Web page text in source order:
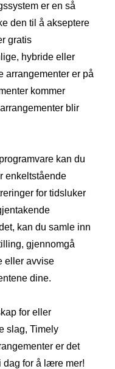
er en så
den til å akseptere
gratis
hybride eller
arrangementer er på
kommer
blir
kan du
enkeltstående
for tidsluker
kan du samle inn
gjennomgå
eller avvise
dine.
for eller
slag, Timely
er det
i dag for å lære mer!